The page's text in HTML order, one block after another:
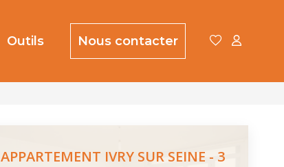
Outils Nous contacter
APPARTEMENT IVRY SUR SEINE - 3